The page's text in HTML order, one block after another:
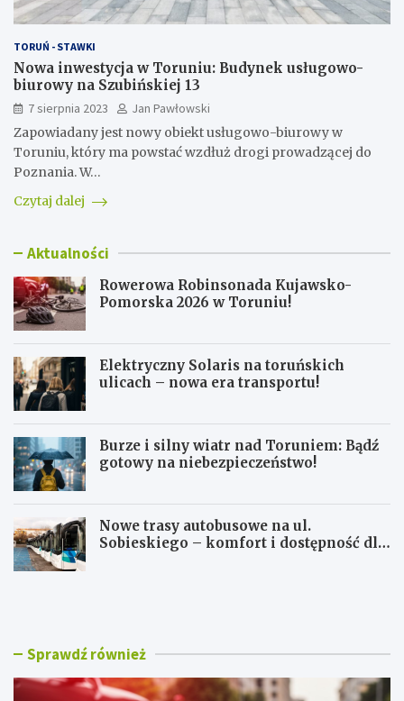
TORUŃ - STAWKI
Nowa inwestycja w Toruniu: Budynek usługowo-
biurowy na Szubińskiej 13
7 sierpnia 2023
Jan Pawłowski
Zapowiadany jest nowy obiekt usługowo-biurowy w
Toruniu, który ma powstać wzdłuż drogi prowadzącej do
Poznania. W…
Czytaj dalej
Aktualności
Rowerowa Robinsonada Kujawsko-
Pomorska 2026 w Toruniu!
Elektryczny Solaris na toruńskich
ulicach – nowa era transportu!
Burze i silny wiatr nad Toruniem: Bądź
gotowy na niebezpieczeństwo!
Nowe trasy autobusowe na ul.
Sobieskiego – komfort i dostępność dla
R
o
a
E
r
c
Sprawdź również